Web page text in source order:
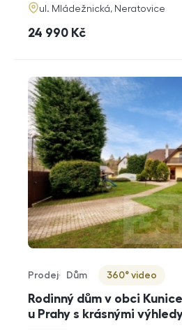
adresa
ul. Mládežnická, Neratovice
cena
24 990 Kč
Rodinný dům v obci
u Prahy s krásnými
Typ nabídky
Prodej
Typ nemovitosti
Dům
Virtuální prohlídka
360° video